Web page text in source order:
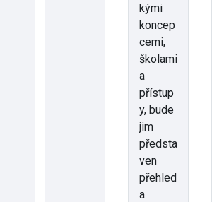
kými
koncep
cemi,
školami
a
přístup
y, bude
jim
předsta
ven
přehled
a